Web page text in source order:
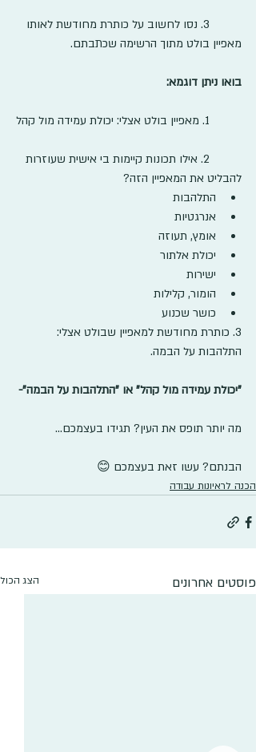
	3. נסו לחשוב על כותרת מחודשת לאותו
מאפיין בולט מתוך הרשימה שכתבתם.
בואו ניתן דוגמא:
	2. אילו תכונות קיימות בי אישית שעוזרות
להבליט את המאפיין הזה?
התלהבות
אנרגטיות
אומץ, תעוזה
יכולת אלתור
ישירות
הומור, קלילות
כושר שכנוע
3. כותרת מחודשת למאפיין שבולט אצלי:
התלהבות על הבמה.
"יכולת עמידה מול קהל" או "התלהבות על הבמה"-
מה יותר תופס את העין? תגידו בעצמכם...
הבנתם? עשו זאת בעצמכם 😊
הכנה לראיונות עבודה
פוסטים אחרונים הצג הכול